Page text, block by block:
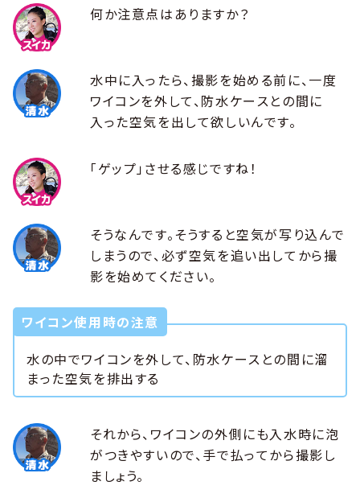
何か注意点はありますか？
水中に入ったら、撮影を始める前に、一度
ワイコンを外して、防水ケースとの間に
入った空気を出して欲しいんです。
「ゲップ」させる感じですね！
そうなんです。そうすると空気が写り込んで
しまうので、必ず空気を追い出してから撮
影を始めてください。
ワイコン使用時の注意
水の中でワイコンを外して、防水ケースとの間に溜
まった空気を排出する
それから、ワイコンの外側にも入水時に泡
がつきやすいので、手で払ってから撮影し
ましょう。